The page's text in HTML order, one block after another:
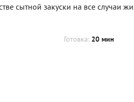
сытной закуски на все случаи
Готовка: 20 мин